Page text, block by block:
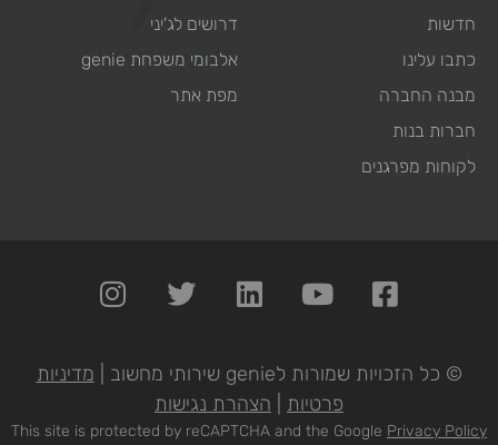
חדשות
כתבו עלינו
מבנה החברה
חברות בנות
לקוחות מפרגנים
דרושים לג'יני
אלבומי משפחת genie
מפת אתר
© כל הזכויות שמורות לgenie שירותי מחשוב |
מדיניות
פרטיות
הצהרת נגישות
This site is protected by reCAPTCHA and the Google Privacy Policy